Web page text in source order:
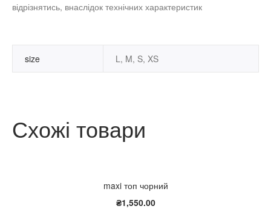
відрізнятись, внаслідок технічних характеристик
size L, M, S, XS
Схожі товари
maxi топ чорний
₴1,550.00